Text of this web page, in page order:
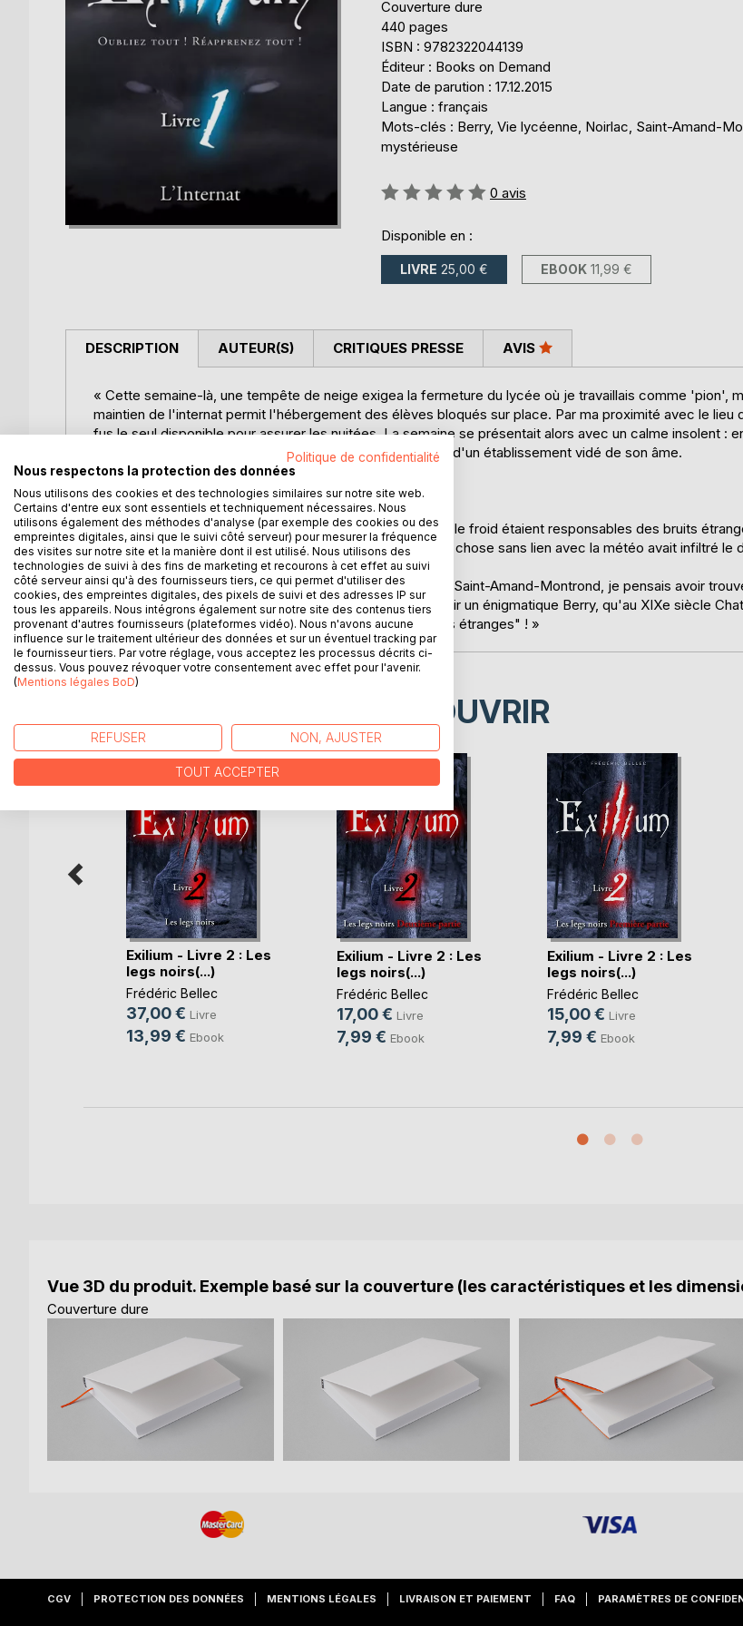
Couverture dure
440 pages
ISBN : 9782322044139
Éditeur : Books on Demand
Date de parution : 17.12.2015
Langue : français
Mots-clés : Berry, Vie lycéenne, Noirlac, Saint-Amand-
mystérieuse
Évaluation:
0 avis
Disponible en :
LIVRE 25,00 € EBOOK 11,99 €
DESCRIPTION
« Cette semaine-là, une tempête de neige exigea la fermeture du lycée où je travaillais comme 'pion',
maintien de l'internat permit l'hébergement des élèves bloqués sur place. Par ma proximité avec le lieu
fus le seul disponible pour assurer les nuitées. La semaine se présentait alors avec un calme insolent :
sept adolescents occupés à compter les flocons au sein d'un établissement vidé de son âme.
Sauf que nous n'étions pas seuls !
Au début, j'expliquais aux internes effrayés que le vent et le froid étaient responsables des bruits
ce que leur fréquence nous accule à l'évidence : quelque chose sans lien avec la météo avait infiltré le
Après mon départ de la Côte d'Azur pour la petite ville de Saint-Amand-Montrond, je pensais avoir
dans la campagne du Centre France. Mais j'allais découvrir un énigmatique Berry, qu'au XIXe siècle
décrivit comme une contrée "où se passaient des choses étranges" ! »
AUTEUR(S) CRITIQUES PRESSE AVIS
D’AUTRES TITRES À DÉCOUVRIR
Exilium - Livre 2 : Les
legs noirs(...)
Frédéric Bellec
37,00 € Livre
13,99 € Ebook
Exilium - Livre 2 : Les
legs noirs(...)
Frédéric Bellec
17,00 € Livre
7,99 € Ebook
Exilium - Livre 2 : Les
legs noirs(...)
Frédéric Bellec
15,00 € Livre
7,99 € Ebook
Vue 3D du produit. Exemple basé sur la couverture (les caractéristiques et les
Couverture dure
CGV PROTECTION DES DONNÉES MENTIONS LÉGALES LIVRAISON ET PAIEMENT FAQ PARAMÈTRES DE
Politique de confidentialité
Nous respectons la protection des données
Nous utilisons des cookies et des technologies similaires sur notre site web.
Certains d'entre eux sont essentiels et techniquement nécessaires. Nous
utilisons également des méthodes d'analyse (par exemple des cookies ou des
empreintes digitales, ainsi que le suivi côté serveur) pour mesurer la fréquence
des visites sur notre site et la manière dont il est utilisé. Nous utilisons des
technologies de suivi à des fins de marketing et recourons à cet effet au suivi
côté serveur ainsi qu'à des fournisseurs tiers, ce qui permet d'utiliser des
cookies, des empreintes digitales, des pixels de suivi et des adresses IP sur
tous les appareils. Nous intégrons également sur notre site des contenus tiers
provenant d'autres fournisseurs (plateformes vidéo). Nous n'avons aucune
influence sur le traitement ultérieur des données et sur un éventuel tracking par
le fournisseur tiers. Par votre réglage, vous acceptez les processus décrits ci-
dessus. Vous pouvez révoquer votre consentement avec effet pour l'avenir.
(Mentions légales BoD)
REFUSER NON, AJUSTER
TOUT ACCEPTER